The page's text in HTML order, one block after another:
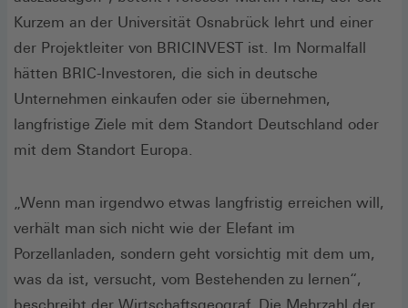
Kurzem an der Universität Osnabrück lehrt und einer
der Projektleiter von BRICINVEST ist. Im Normalfall
hätten BRIC-Investoren, die sich in deutsche
Unternehmen einkaufen oder sie übernehmen,
langfristige Ziele mit dem Standort Deutschland oder
mit dem Standort Europa.
„Wenn man irgendwo etwas langfristig erreichen will,
verhält man sich nicht wie der Elefant im
Porzellanladen, sondern geht vorsichtig mit dem um,
was da ist, versucht, vom Bestehenden zu lernen“,
beschreibt der Wirtschaftsgeograf. Die Mehrzahl der